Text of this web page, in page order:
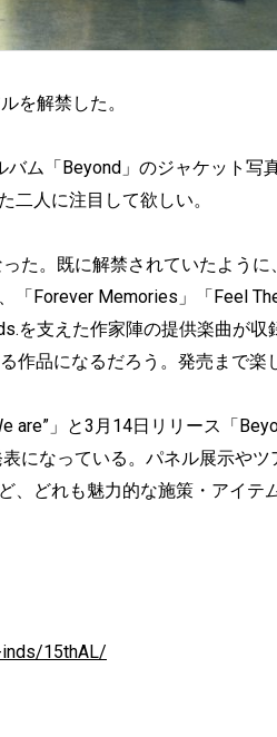
を解禁した。
ム「Beyond」のジャケット写
二人に注目して欲しい。
た。既に解禁されていたよう
「Forever Memories」「Feel
を支えた作家陣の提供楽曲が収
品になるだろう。発売まで楽
are”」と3月14日リリース「
になっている。パネル展示や
、どれも魅力的な施策・アイテ
15thAL/